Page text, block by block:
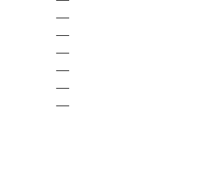
—
—
—
—
—
—